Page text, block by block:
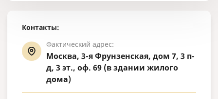
Контакты:
Фактический адрес:
Москва, 3-я Фрунзенская, дом 7, 3 п-
д, 3 эт., оф. 69 (в здании жилого
дома)